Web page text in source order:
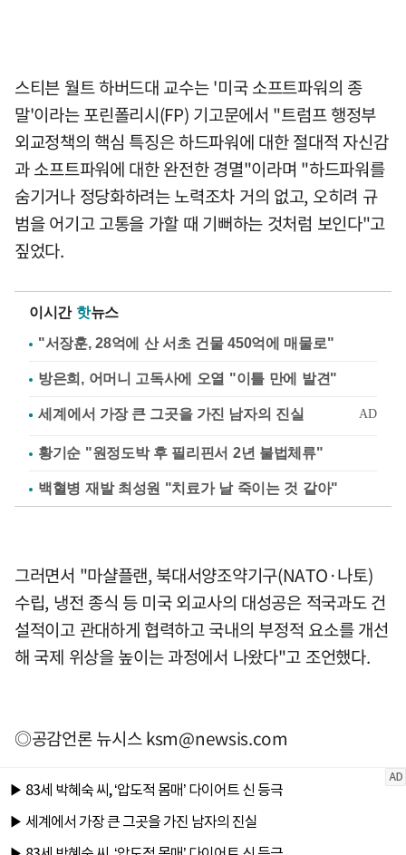
스티븐 월트 하버드대 교수는 '미국 소프트파워의 종
말'이라는 포린폴리시(FP) 기고문에서 "트럼프 행정부
외교정책의 핵심 특징은 하드파워에 대한 절대적 자신감
과 소프트파워에 대한 완전한 경멸"이라며 "하드파워를
숨기거나 정당화하려는 노력조차 거의 없고, 오히려 규
범을 어기고 고통을 가할 때 기뻐하는 것처럼 보인다"고
짚었다.
이시간 핫뉴스
"서장훈, 28억에 산 서초 건물 450억에 매물로"
방은희, 어머니 고독사에 오열 "이틀 만에 발견"
황기순 "원정도박 후 필리핀서 2년 불법체류"
백혈병 재발 최성원 "치료가 날 죽이는 것 같아"
그러면서 "마샬플랜, 북대서양조약기구(NATO·나토)
수립, 냉전 종식 등 미국 외교사의 대성공은 적국과도 건
설적이고 관대하게 협력하고 국내의 부정적 요소를 개선
해 국제 위상을 높이는 과정에서 나왔다"고 조언했다.
◎공감언론 뉴시스ksm@newsis.com